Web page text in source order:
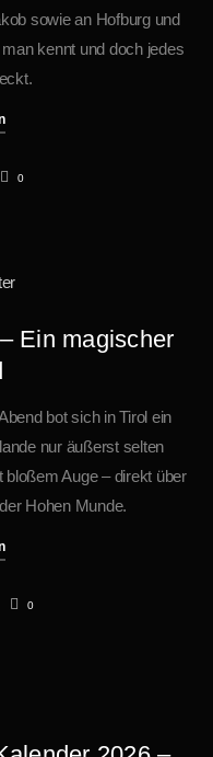
sowie an Hofburg und
kennt und doch jedes
0
Ein magischer
bot sich in Tirol ein
nur äußerst selten
bloßem Auge – direkt über
Hohen Munde.
0